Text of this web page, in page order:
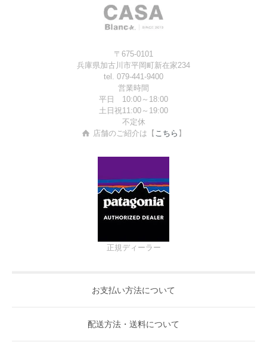
〒675-0101
兵庫県加古川市平岡町新在家234
tel. 079-441-9400
営業時間
平日 10:00～18:00
土日祝11:00～19:00
不定休
店舗のご紹介は【 こちら 】
正規ディーラー
お支払い方法について
配送方法・送料について